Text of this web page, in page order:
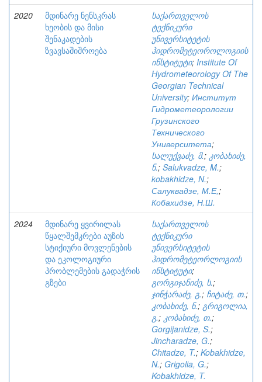
2020
მდინარე ნენსკრას
ხეობის და მისი
შენაკადების
ზვავსაშიშროება
საქართველოს
ტექნიკური
უნივერსიტეტის
ჰიდრომეტეოროლოგიის
ინსტიტუტი; Institute Of
Hydrometeorology Of The
Georgian Technical
University; Институт
Гидрометеорологии
Грузинского
Технического
Университета;
სალუქვაძე, მ.; კობახიძე,
ნ.; Salukvadze, M.;
kobakhidze, N.;
Салуквадзе, М.Е,;
Кобахидзе, Н.Ш.
2024
მდინარე ყვირილას
წყალშემკრები აუზის
სტიქიური მოვლენების
და ეკოლოგიური
პრობლემების გადაჭრის
გზები
საქართველოს
ტექნიკური
უნივერსიტეტის
ჰიდრომეტეორლოგიის
ინსტიტუტი;
გორგიჯანიძე, ს.;
ჯინჭარაძე, გ.; ჩიტაძე, თ.;
კობახიძე, ნ.; გრიგოლია,
გ.; კობახიძე, თ.;
Gorgijanidze, S.;
Jincharadze, G.;
Chitadze, T.; Kobakhidze,
N.; Grigolia, G.;
Kobakhidze, T.